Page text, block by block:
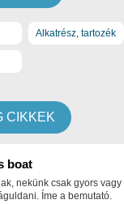
Alkatrész, tartozék
CIKKEK
boat
nekünk csak gyors
Íme a bemutató.